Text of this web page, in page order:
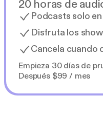
20 horas de
Podcasts solo
Disfruta los
Cancela cuando
Empieza 30 días de
Después $99 / mes